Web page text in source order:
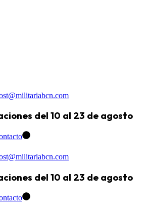
del 10 al 23 de agosto
del 10 al 23 de agosto